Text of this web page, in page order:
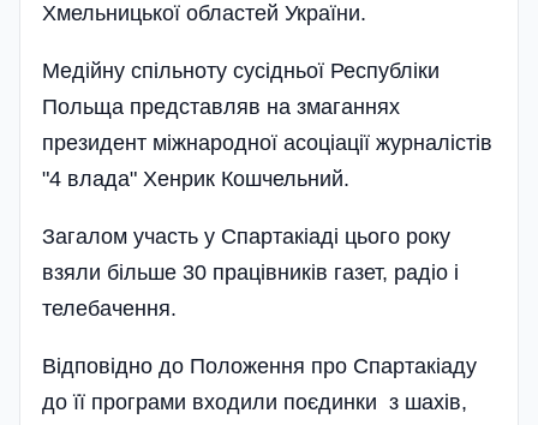
Хмельницької областей України.
Медійну спільноту сусідньої Республіки
Польща представляв на змаганнях
президент міжнародної асоціації журналістів
"4 влада" Хенрик Кошчельний.
Загалом участь у Спартакіаді цього року
взяли більше 30 працівників газет, радіо і
телебачення.
Відповідно до Положення про Спартакіаду
до її програми входили поєдинки з шахів,